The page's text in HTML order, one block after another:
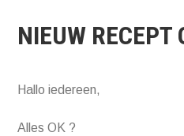
NIEUW RECEPT
Hallo iedereen,
Alles OK ?